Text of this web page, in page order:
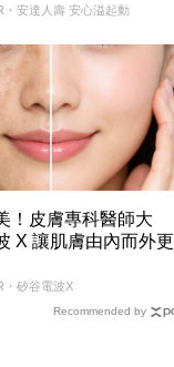
・安達人壽 安心溢起動
！皮膚專科醫師大
X 讓肌膚由內而外更
・矽谷電波X
Recommended by